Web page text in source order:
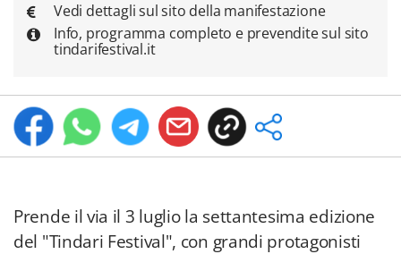
Vedi dettagli sul sito della manifestazione
Info, programma completo e prevendite sul sito
tindarifestival.it
Prende il via il 3 luglio la settantesima edizione
del "Tindari Festival", con grandi protagonisti